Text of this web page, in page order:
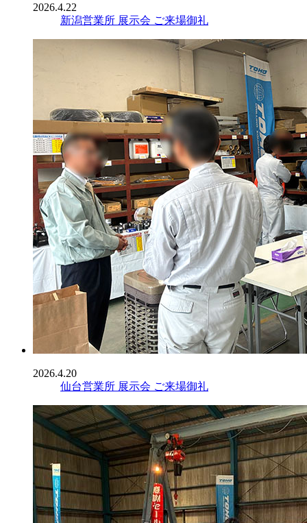
2026.4.22
新潟営業所 展示会 ご来場御礼
2026.4.20
仙台営業所 展示会 ご来場御礼